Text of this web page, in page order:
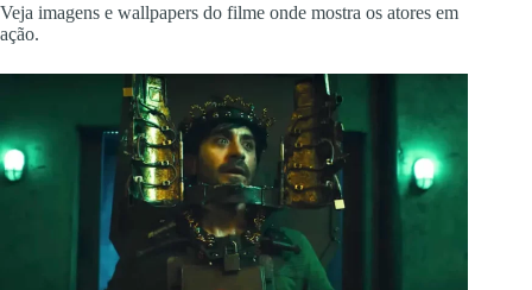
Veja imagens e wallpapers do filme onde mostra os atores em
ação.